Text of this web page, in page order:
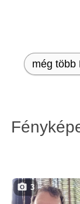
még több
3